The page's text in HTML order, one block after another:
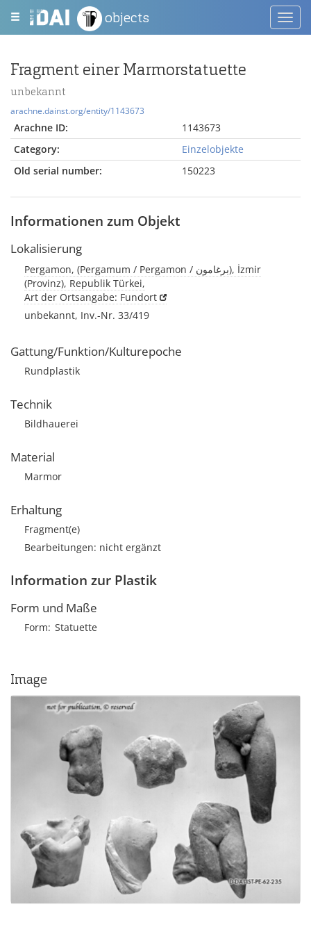
objects
Fragment einer Marmorstatuette
unbekannt
arachne.dainst.org/entity/1143673
Arachne ID:
1143673
Category:
Einzelobjekte
Old serial number:
150223
Informationen zum Objekt
Lokalisierung
Pergamon, (Pergamum / Pergamon / برغامون), İzmir
(Provinz), Republik Türkei,
Art der Ortsangabe: Fundort
unbekannt, Inv.-Nr. 33/419
Gattung/Funktion/Kulturepoche
Rundplastik
Technik
Bildhauerei
Material
Marmor
Erhaltung
Fragment(e)
Bearbeitungen: nicht ergänzt
Information zur Plastik
Form und Maße
Form Statuette
Image